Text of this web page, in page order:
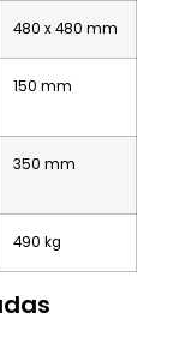
480 x 480 mm
150 mm
350 mm
490 kg